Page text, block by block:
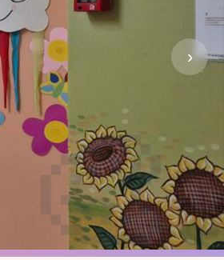
🎨
›